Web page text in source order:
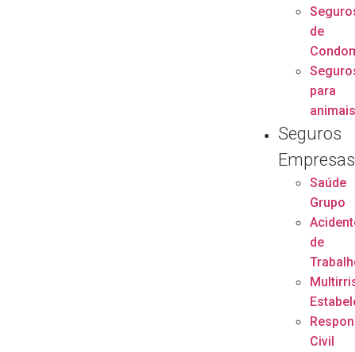
de
para
Seguros
Empresas
Saúde
Grupo
de
Civil